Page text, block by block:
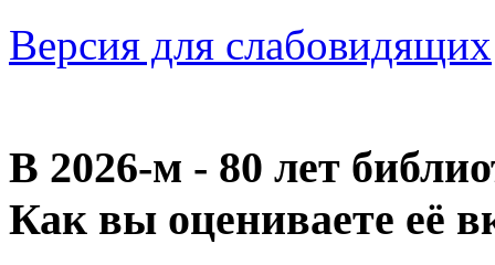
Версия для слабовидящих
В 2026‑м - 80 лет
Как вы оцениваете её